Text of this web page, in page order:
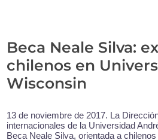
Beca Neale Silva:
chilenos en
Wisconsin
13 de noviembre de 2017. La
internacionales de la Universidad
Beca Neale Silva, orientada a